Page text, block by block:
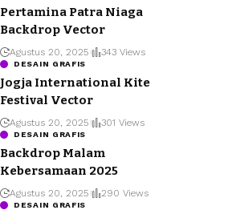
Pertamina Patra Niaga
Backdrop Vector
Agustus 20, 2025 343 Views
DESAIN GRAFIS
Jogja International Kite
Festival Vector
Agustus 20, 2025 301 Views
DESAIN GRAFIS
Backdrop Malam
Kebersamaan 2025
Agustus 20, 2025 290 Views
DESAIN GRAFIS